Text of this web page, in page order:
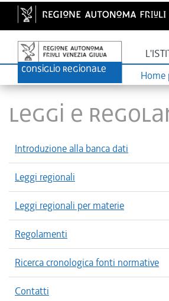
Home
LEGGI E
Introduzione alla banca dati
Leggi regionali
Leggi regionali per materie
Regolamenti
Ricerca cronologica fonti normative
Contatti